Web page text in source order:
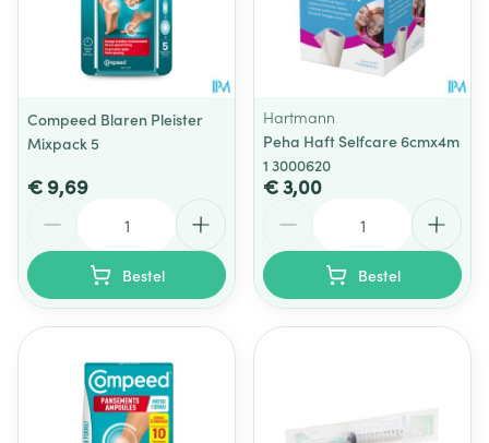
Compeed Blaren Pleister
Mixpack 5
€ 9,69
Bestel
Hartmann
Peha Haft Selfcare 6cmx4m
1 3000620
€ 3,00
Bestel